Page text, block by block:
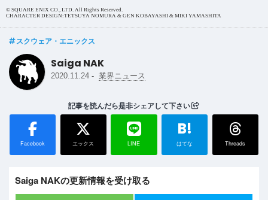
© SQUARE ENIX CO., LTD. All Rights Reserved.
CHARACTER DESIGN:TETSUYA NOMURA & GEN KOBAYASHI & MIKI YAMASHITA
スクウェア・エニックス
Saiga NAK
2020.11.24 - 業界ニュース
記事を読んだら是非シェアして下さい
Facebook エックス LINE
B!
はてな Threads
Saiga NAKの更新情報を受け取る